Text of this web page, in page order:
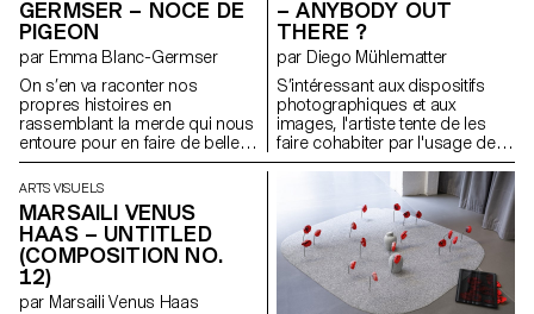
Amaral et les innovations
textiles sculpturales de Jeanne
Vicérial, les sculptures habitent
un espace liminaire où le
corps, la structure et le récit
convergent.
GERMSER – NOCE DE
PIGEON
par Emma Blanc-Germser
On s’en va raconter nos
propres histoires en
rassemblant la merde qui nous
entoure pour en faire de belles
structures tout en dégradant
des nuances de bruns, beige,
noir, ocre, kaki, qu’elle peut
nous offrir. Parce que quand les
larmes ne sortent plus, tout finit
de sortir par les fesses. Et on a
plus rien d’autre à faire que de
partir à la quête de l’amour.
– ANYBODY OUT
THERE ?
par Diego Mühlematter
S’intéressant aux dispositifs
photographiques et aux
images, l'artiste tente de les
faire cohabiter par l'usage de
dos de chambre
photographique comme
fenêtres. Il explore la zone grise
qui se trouve à l’intérieur de
l’appareil et tente de
cartographier cette errance.
ARTS VISUELS
MARSAILI VENUS
HAAS – UNTITLED
(COMPOSITION NO.
12)
par Marsaili Venus Haas